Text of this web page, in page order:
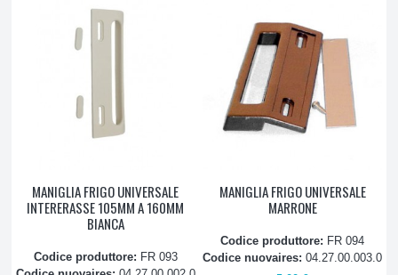
Balconcini, ripiani e sportelli
Cerniere
Compressori
Elettrovalvole
Profili
MANIGLIA FRIGO UNIVERSALE
INTERERASSE 105MM A 160MM
BIANCA
Codice produttore: FR 093
MANIGLIA FRIGO UNIVERSALE
MARRONE
Codice produttore: FR 094
Codice nuovaires:04.27.00.003.0